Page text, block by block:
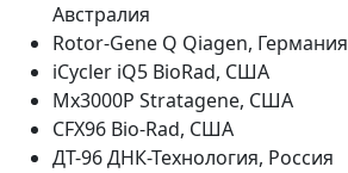
Австралия
Rotor-Gene Q Qiagen, Германия
iCycler iQ5 BioRad, США
Mx3000P Stratagene, США
CFX96 Bio-Rad, США
ДТ-96 ДНК-Технология, Россия